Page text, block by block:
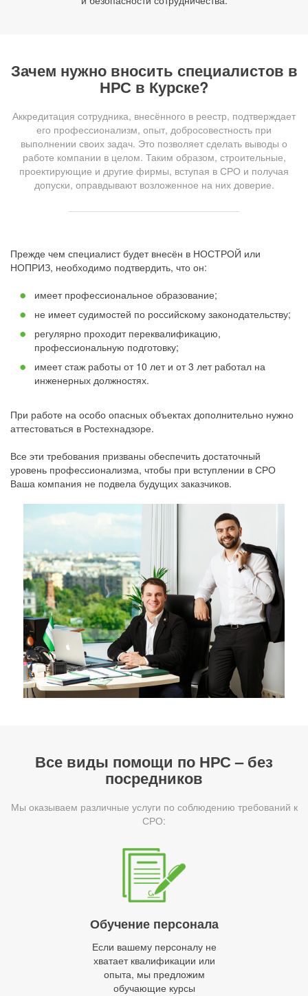
Зачем нужно вносить специалистов в
НРС в Курске?
Аккредитация сотрудника, внесённого в реестр, подтверждает
его профессионализм, опыт, добросовестность при
выполнении своих задач. Это позволяет сделать выводы о
работе компании в целом. Таким образом, строительные,
проектирующие и другие фирмы, вступая в СРО и получая
допуски, оправдывают возложенное на них доверие.
Прежде чем специалист будет внесён в НОСТРОЙ или
НОПРИЗ, необходимо подтвердить, что он:
имеет профессиональное образование;
не имеет судимостей по российскому законодательству;
регулярно проходит переквалификацию,
профессиональную подготовку;
имеет стаж работы от 10 лет и от 3 лет работал на
инженерных должностях.
При работе на особо опасных объектах дополнительно нужно
аттестоваться в Ростехнадзоре.
Все эти требования призваны обеспечить достаточный
уровень профессионализма, чтобы при вступлении в СРО
Ваша компания не подвела будущих заказчиков.
Все виды помощи по НРС – без
посредников
Мы оказываем различные услуги по соблюдению требований к
СРО:
Обучение персонала
Если вашему персоналу не
хватает квалификации или
опыта, мы предложим
обучающие курсы